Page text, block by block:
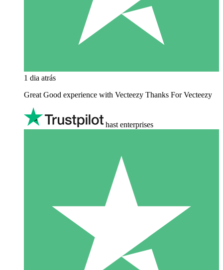
1 dia atrás
Great Good experience with Vecteezy Thanks For Vecteezy
hast enterprises